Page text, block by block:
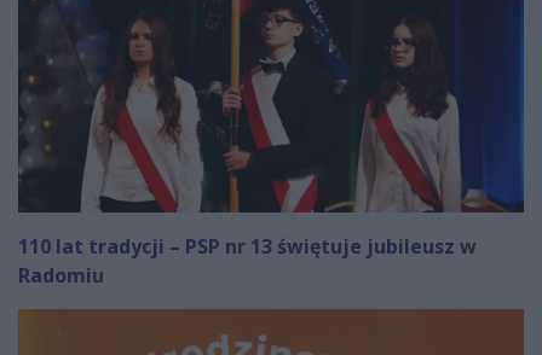
110 lat tradycji – PSP nr 13 świętuje jubileusz w
Radomiu